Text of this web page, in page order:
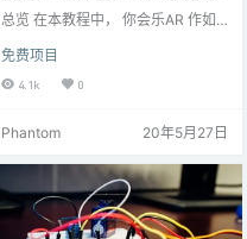
总览 在本教程中， 你会乐AR 作如
创建使用HTML和CS网页小号。 您
将学到什么 了解Web服务器使用ES
服务器？ Web服务器是发送和接收
方。Web服务器还可以在网页上显
示此信息。 服务器通信小号 通过被
称为协议与用户 超文本传输协议
（HTTP）。 当…
免费项目
4.1k 0
Phantom 20年5月27日